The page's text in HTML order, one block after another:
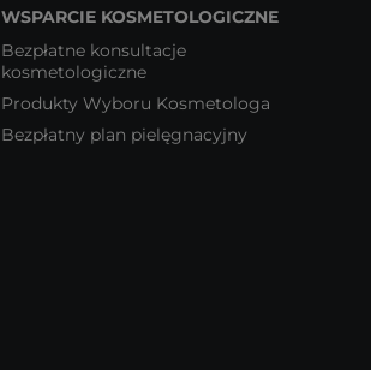
WSPARCIE KOSMETOLOGICZNE
Bezpłatne konsultacje
kosmetologiczne
Produkty Wyboru Kosmetologa
Bezpłatny plan pielęgnacyjny